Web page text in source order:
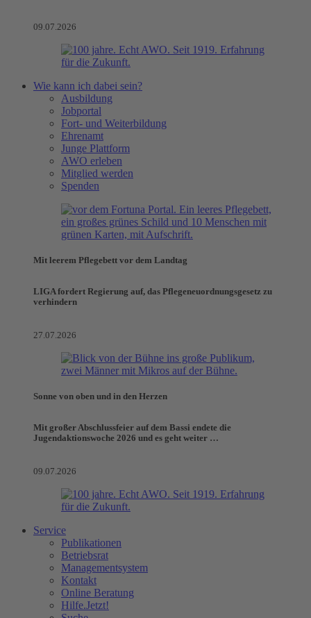
09.07.2026
Wie kann ich dabei sein?
Ausbildung
Jobportal
Fort- und Weiterbildung
Ehrenamt
Junge Plattform
AWO erleben
Mitglied werden
Spenden
Mit leerem Pflegebett vor dem Landtag
LIGA fordert Regierung auf, das Pflegeneuordnungsgesetz zu
verhindern
27.07.2026
Sonne von oben und in den Herzen
Mit großer Abschlussfeier auf dem Bassi endete die
Jugendaktionswoche 2026 und es geht weiter …
09.07.2026
Service
Publikationen
Betriebsrat
Managementsystem
Kontakt
Online Beratung
Hilfe.Jetzt!